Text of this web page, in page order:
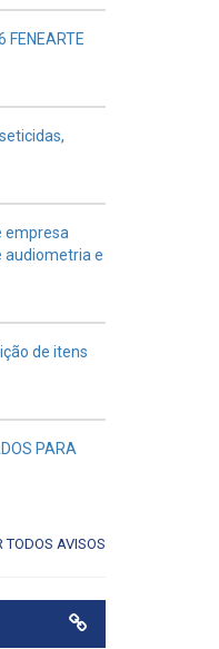
FENEARTE
empresa
audiometria e
de itens
PARA
TODOS AVISOS